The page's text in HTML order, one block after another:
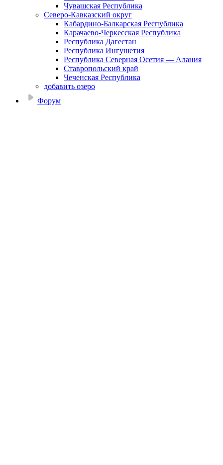
Чувашская Республика
Северо-Кавказский округ
Кабардино-Балкарская Республика
Карачаево-Черкесская Республика
Республика Дагестан
Республика Ингушетия
Республика Северная Осетия — Алания
Ставропольский край
Чеченская Республика
добавить озеро
Форум